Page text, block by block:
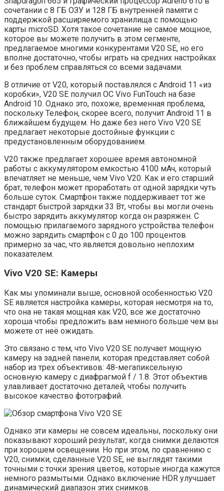
сочетании с 8 ГБ ОЗУ и 128 ГБ внутренней памяти с
поддержкой расширяемого хранилища с помощью
карты microSD. Хотя такое сочетание не самое мощное,
которое вы можете получить в этом сегменте,
предлагаемое многими конкурентами V20 SE, но его
вполне достаточно, чтобы играть на средних настройках
и без проблем справляться со всеми задачами.
В отличие от V20, который поставлялся с Android 11 «из
коробки», V20 SE получил ОС Vivo FunTouch на базе
Android 10. Однако это, похоже, временная проблема,
поскольку Телефон, скорее всего, получит Android 11 в
ближайшем будущем. Но даже без него Vivo V20 SE
предлагает некоторые достойные функции с
предустановленным оборудованием.
V20 также предлагает хорошее время автономной
работы с аккумулятором емкостью 4100 мАч, который
впечатляет не меньше, чем Vivo V20. Как и его старший
брат, телефон может проработать от одной зарядки чуть
больше суток. Смартфон также поддерживает тот же
стандарт быстрой зарядки 33 Вт, чтобы вы могли очень
быстро зарядить аккумулятор когда он разряжен. С
помощью прилагаемого зарядного устройства телефон
можно зарядить смартфон с 0 до 100 процентов
примерно за час, что является довольно неплохим
показателем.
Vivo V20 SE: Камеры
Как мы упоминали выше, основной особенностью V20
SE является настройка камеры, которая несмотря на то,
что она не такая мощная как V20, все же достаточно
хороша чтобы предложить вам немного больше чем вы
можете от неё ожидать.
Это связано с тем, что Vivo V20 SE получает мощную
камеру на задней панели, которая представляет собой
набор из трех объективов: 48-мегапиксельную
основную камеру с диафрагмой f / 1.8. Этот объектив
улавливает достаточно деталей, чтобы получить
высокое качество фотографий.
Однако эти камеры не совсем идеальны, поскольку они
показывают хороший результат, когда снимки делаются
при хорошем освещении. Но при этом, по сравнению с
V20, снимки, сделанные V20 SE, не выглядят такими
точными с точки зрения цветов, которые иногда кажутся
немного размытыми. Однако включение HDR улучшает
динамический диапазон этих снимков.